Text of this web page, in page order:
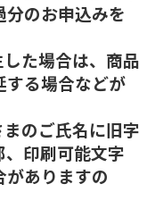
分のお申込みを
た場合は、商品
する場合などが
のご氏名に旧字
印刷可能文字
ありますの